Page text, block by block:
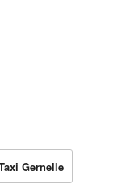
Gernelle